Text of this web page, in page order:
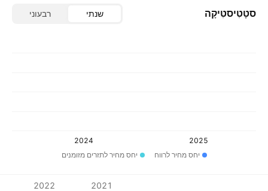
סטָטִיסטִיקָה שנתי רבעוני
2024
2025
יחס מחיר לרווח
יחס מחיר לתזרים מזומנים
2021
2022